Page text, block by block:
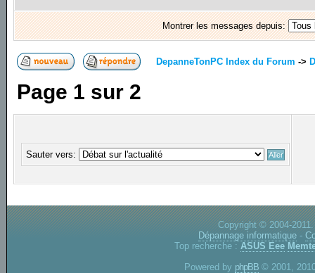
Montrer les messages depuis:
DepanneTonPC Index du Forum ->
Page 1 sur 2
Sauter vers:
Copyright © 2004-
Dépannage informatique -
Top recherche : ASUS Eee
Powered by phpBB © 2001,